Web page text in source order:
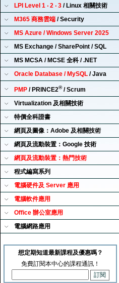
LPI Level 1 ‧ 2 ‧ 3 / Linux 相關技術
M365 商務雲端 / Security
MS Azure / Windows Server 2025
MS Exchange / SharePoint / SQL
MS MCSA / MCSE 全科 / .NET
Oracle Database / MySQL / Java
PMP / PRINCE2®/ Scrum
Virtualization 及相關技術
特價全科證書
網頁及圖像：Adobe 及相關技術
網頁及流動裝置：Google 技術
網頁及流動裝置：熱門技術
程式編寫系列
電腦硬件及 Server 應用
電腦軟件應用
Office 辦公室應用
電腦網路應用
想定期知道最新課程及優惠嗎？
免費訂閱本中心的課程通訊！